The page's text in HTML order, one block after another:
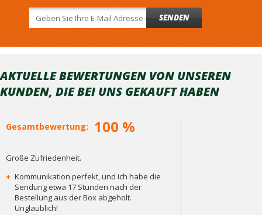
SENDEN
AKTUELLE BEWERTUNGEN VON UNSEREN
KUNDEN, DIE BEI ​​UNS GEKAUFT HABEN
Gesamtbewertung: 100 %
Große Zufriedenheit.
+ Kommunikation perfekt, und ich habe die
Sendung etwa 17 Stunden nach der
Bestellung aus der Box abgeholt.
Unglaublich!